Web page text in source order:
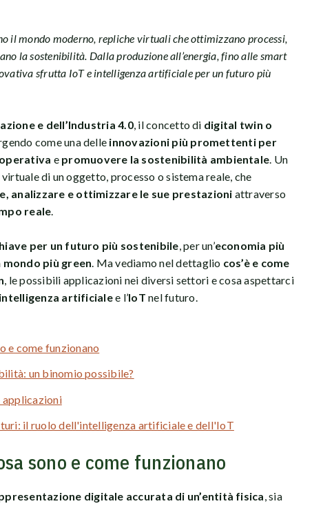
il mondo moderno, repliche virtuali che ottimizzano processi,
la sostenibilità. Dalla produzione all’energia, fino alle smart
sfrutta IoT e intelligenza artificiale per un futuro più
e dell’Industria 4.0, il concetto di digital twin o
come una delle innovazioni più promettenti per
e promuovere la sostenibilità ambientale. Un
di un oggetto, processo o sistema reale, che
analizzare e ottimizzare le sue prestazioni attraverso
reale.
per un futuro più sostenibile, per un’economia più
mondo più green. Ma vediamo nel dettaglio cos’è e come
, le possibili applicazioni nei diversi settori e cosa aspettarci
artificialee l’IoT nel futuro.
e come funzionano
un binomio possibile?
applicazioni
il ruolo dell'intelligenza artificiale e dell'IoT
sono e come funzionano
digitale accurata di un’entità fisica, sia